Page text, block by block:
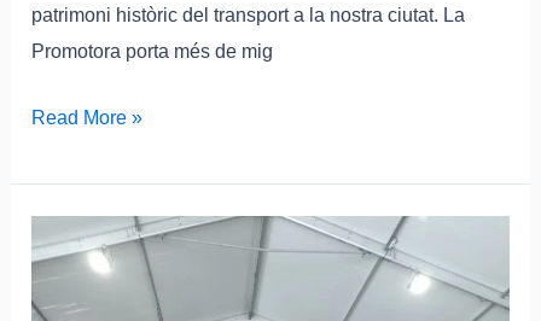
patrimoni històric del transport a la nostra ciutat. La
Promotora porta més de mig
Read More »
absolut
de